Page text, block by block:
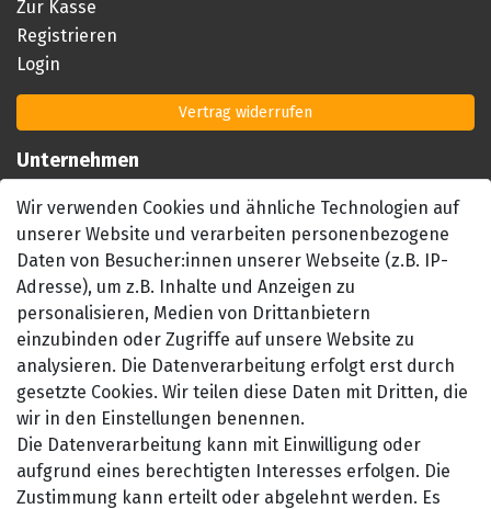
Zur Kasse
Registrieren
Login
Vertrag widerrufen
Unternehmen
Impressum
AGB
Datenschutzerklärung
Barrierefreiheitserklärung
Widerrufsrecht
Kontakt
Wir verwenden Cookies und ähnliche Technologien auf
unserer Website und verarbeiten personenbezogene
Daten von Besucher:innen unserer Webseite (z.B. IP-
Adresse), um z.B. Inhalte und Anzeigen zu
personalisieren, Medien von Drittanbietern
einzubinden oder Zugriffe auf unsere Website zu
analysieren. Die Datenverarbeitung erfolgt erst durch
gesetzte Cookies. Wir teilen diese Daten mit Dritten, die
wir in den Einstellungen benennen.
Die Datenverarbeitung kann mit Einwilligung oder
aufgrund eines berechtigten Interesses erfolgen. Die
Zustimmung kann erteilt oder abgelehnt werden. Es